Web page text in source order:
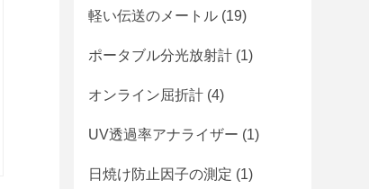
軽い伝送のメートル (19)
ポータブル分光放射計 (1)
オンライン屈折計 (4)
UV透過率アナライザー (1)
日焼け防止因子の測定 (1)